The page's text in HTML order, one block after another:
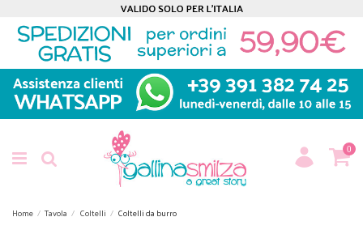
0
Home Tavola Coltelli Coltelli da burro